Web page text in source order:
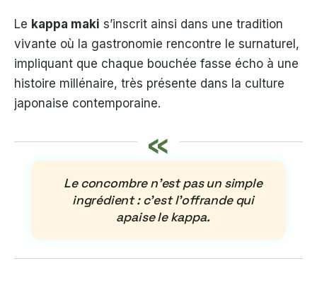
Le kappa maki s’inscrit ainsi dans une tradition
vivante où la gastronomie rencontre le surnaturel,
impliquant que chaque bouchée fasse écho à une
histoire millénaire, très présente dans la culture
japonaise contemporaine.
«
Le concombre n’est pas un simple
ingrédient : c’est l’offrande qui
apaise le kappa.